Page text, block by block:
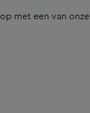
met een van onze